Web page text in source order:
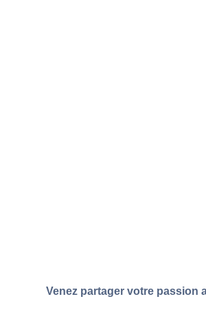
Venez partager votre passion